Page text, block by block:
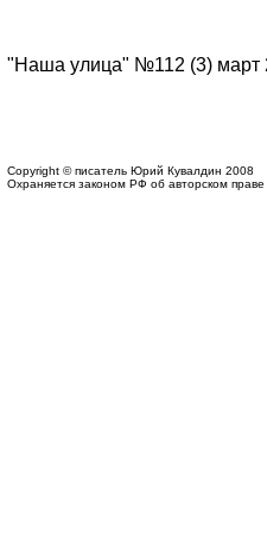
"Наша улица" №112 (3) март
Copyright © писатель Юрий Кувалдин 2008
Охраняется законом РФ об авторском праве